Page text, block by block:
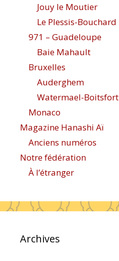
Jouy le Moutier
Le Plessis-Bouchard
971 – Guadeloupe
Baie Mahault
Bruxelles
Auderghem
Watermael-Boitsfort
Monaco
Magazine Hanashi Aï
Anciens numéros
Notre fédération
À l’étranger
Archives